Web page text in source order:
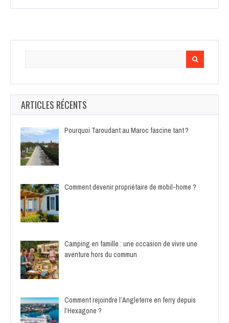
ARTICLES RÉCENTS
Pourquoi Taroudant au Maroc fascine tant ?
Comment devenir propriétaire de mobil-home ?
Camping en famille : une occasion de vivre une
aventure hors du commun
Comment rejoindre l’Angleterre en ferry depuis
l’Hexagone ?